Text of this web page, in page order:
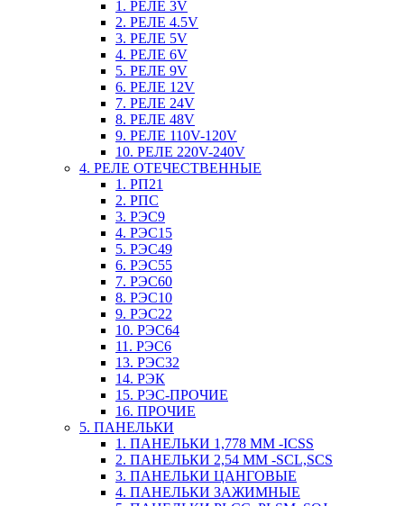
1. РЕЛЕ 3V
2. РЕЛЕ 4.5V
3. РЕЛЕ 5V
4. РЕЛЕ 6V
5. РЕЛЕ 9V
6. РЕЛЕ 12V
7. РЕЛЕ 24V
8. РЕЛЕ 48V
9. РЕЛЕ 110V-120V
10. РЕЛЕ 220V-240V
4. РЕЛЕ ОТЕЧЕСТВЕННЫЕ
1. РП21
2. РПС
3. РЭС9
4. РЭС15
5. РЭС49
6. РЭС55
7. РЭС60
8. РЭС10
9. РЭС22
10. РЭС64
11. РЭС6
13. РЭС32
14. РЭК
15. РЭС-ПРОЧИЕ
16. ПРОЧИЕ
5. ПАНЕЛЬКИ
1. ПАНЕЛЬКИ 1,778 ММ -ICSS
2. ПАНЕЛЬКИ 2,54 ММ -SCL,SCS
3. ПАНЕЛЬКИ ЦАНГОВЫЕ
4. ПАНЕЛЬКИ ЗАЖИМНЫЕ